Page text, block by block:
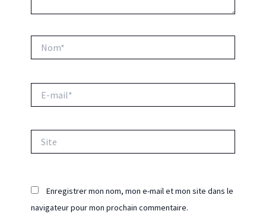
mail*
Enregistrer mon nom, mon e-mail et mon site dans le
navigateur pour mon prochain commentaire.